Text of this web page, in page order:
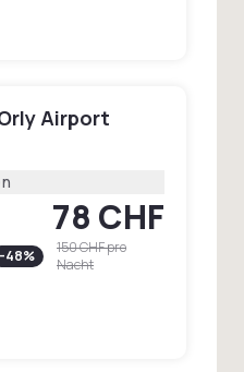
Airport
78 CHF
-48% 150 CHFpro
Nacht